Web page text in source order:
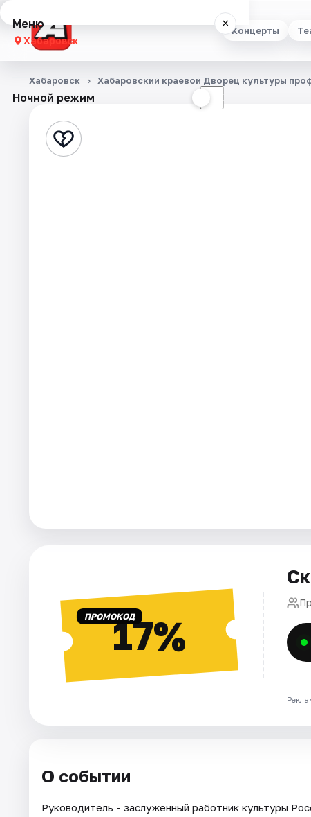
Концерты
Меню ×
Хабаровск
Концерты
Стендап
Ночной режим ☾
Хабаровск Хабаровский краевой Дворец культуры
ПРОМОКОД17%
О событии
Руководитель - заслуженный работник культуры